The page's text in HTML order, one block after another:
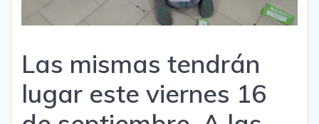
Las mismas tendrán
lugar este viernes 16